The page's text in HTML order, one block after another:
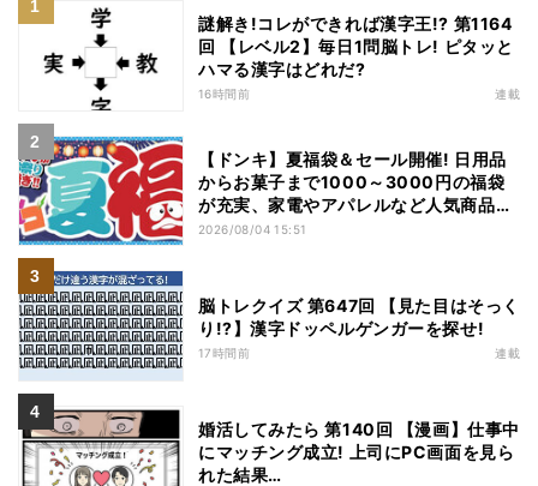
謎解き!コレができれば漢字王!? 第1164
回 【レベル2】毎日1問脳トレ! ピタッと
ハマる漢字はどれだ?
16時間前 連載
【ドンキ】夏福袋＆セール開催! 日用品
からお菓子まで1000～3000円の福袋
が充実、家電やアパレルなど人気商品も
特価
2026/08/04 15:51
脳トレクイズ 第647回 【見た目はそっく
り!?】漢字ドッペルゲンガーを探せ!
17時間前 連載
婚活してみたら 第140回 【漫画】仕事中
にマッチング成立! 上司にPC画面を見ら
れた結果…